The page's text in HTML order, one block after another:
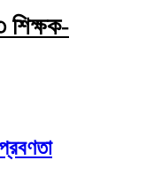
শিক্ষক-